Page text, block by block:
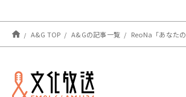
ト
A&G TOP A&Gの記事一覧 ReoNa「あなたの心に寄り添える1曲があ